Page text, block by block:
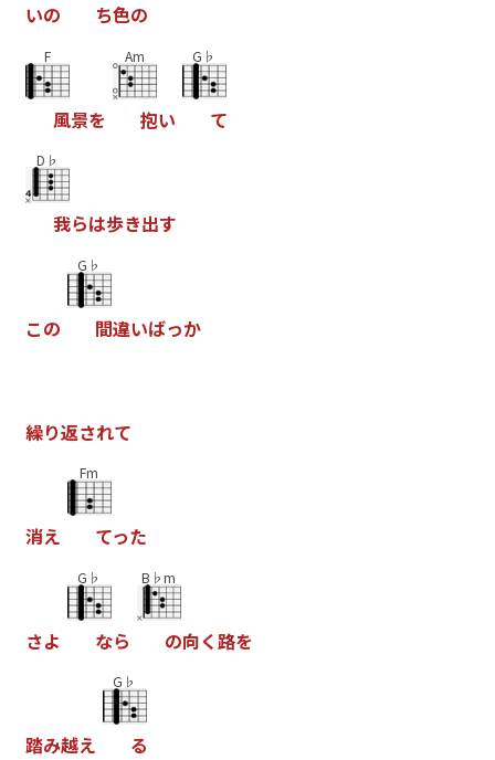
いの ち色の
F
風景を
Am
抱い
G♭
て
D♭
我らは歩き出す
この
G♭
間違いばっか
繰り返されて
消え
Fm
てった
さよ
G♭
なら
B♭m
の向く 路を
踏み越え
G♭
る